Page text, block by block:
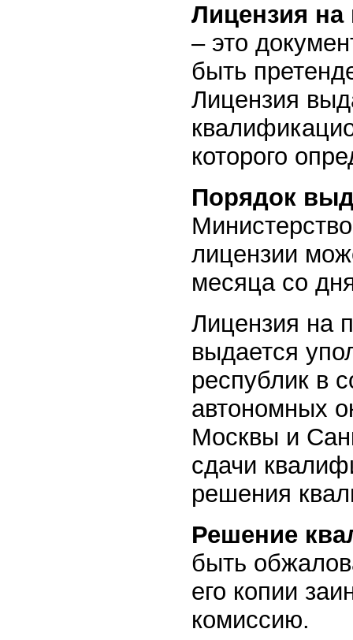
Лицензия на
– это
быть
Лицензия
которого
Порядок
лицензии
месяца со
Лицензия на
выдается
республик в
автономных
Москвы и
сдачи
решения
Решение
быть
его копии
комиссию.